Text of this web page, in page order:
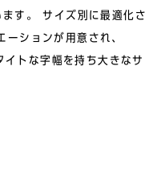
す。 サイズ別に最適化さ
ションが用意され、
トな字幅を持ち大きなサ